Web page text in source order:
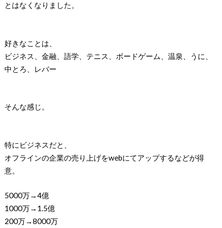
とはなくなりました。
好きなことは、
ビジネス、金融、語学、テニス、ボードゲーム、温泉、うに、
中とろ、レバー
そんな感じ。
特にビジネスだと、
オフラインの企業の売り上げをwebにてアップするなどが得
意。
5000万→4億
1000万→1.5億
200万→8000万